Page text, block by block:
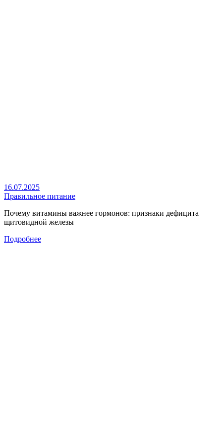
16.07.2025
Правильное питание
Почему витамины важнее гормонов: признаки дефицита
щитовидной железы
Подробнее